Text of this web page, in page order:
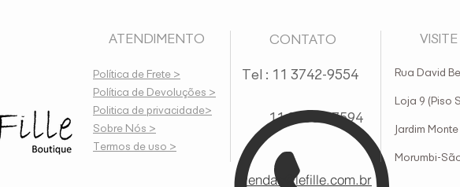
ATENDIMENTO
Política de Frete >
Política de Devoluções >
Politica de privacidade>
Sobre Nós >
Termos de uso >
CONTATO
Tel : 11 3742-9554
11 95607-7594
vendas@lefille.com.br
VISITE
Rua David
Loja 9 (Piso
Jardim
Morumbi-